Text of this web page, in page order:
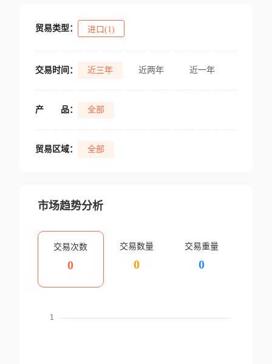
贸易类型： 进口(1)
交易时间： 近三年 近两年 近一年
产 品： 全部
贸易区域： 全部
市场趋势分析
交易次数
0
交易数量
0
交易重量
0